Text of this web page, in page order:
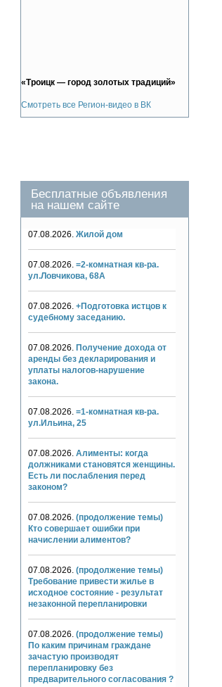
«Троицк — город золотых традиций»
Смотреть все Регион-видео в ВК
Бесплатные объявления
на нашем сайте
07.08.2026. Жилой дом
07.08.2026. =2-комнатная кв-ра.
ул.Ловчикова, 68А
07.08.2026. +Подготовка истцов к
судебному заседанию.
07.08.2026. Получение дохода от
аренды без декларирования и
уплаты налогов-нарушение
закона.
07.08.2026. =1-комнатная кв-ра.
ул.Ильина, 25
07.08.2026. Алименты: когда
должниками становятся женщины.
Есть ли послабления перед
законом?
07.08.2026. (продолжение темы)
Кто совершает ошибки при
начислении алиментов?
07.08.2026. (продолжение темы)
Требование привести жилье в
исходное состояние - результат
незаконной перепланировки
07.08.2026. (продолжение темы)
По каким причинам граждане
зачастую производят
перепланировку без
предварительного согласования ?